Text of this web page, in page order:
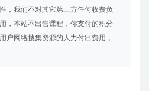
，我们不对其它第三方任何收费负
，本站不出售课程，你支付的积分
户网络搜集资源的人力付出费用，